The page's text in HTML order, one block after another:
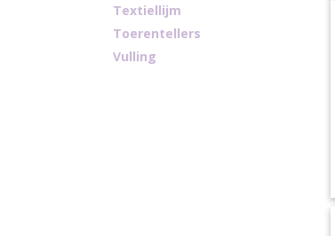
Textiellijm
Toerentellers
Vulling